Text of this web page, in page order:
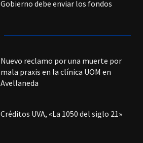
Gobierno debe enviar los fondos
Nuevo reclamo por una muerte por
mala praxis en la clínica UOM en
Avellaneda
Créditos UVA, «La 1050 del siglo 21»